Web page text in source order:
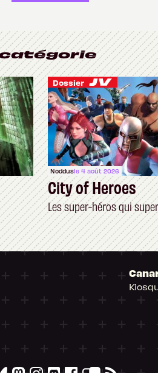
catégorie
Dossier
Noddusle 4 août 2026
City of Heroes
Les super-héros qui